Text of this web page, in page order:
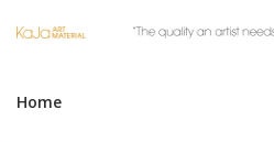
Home